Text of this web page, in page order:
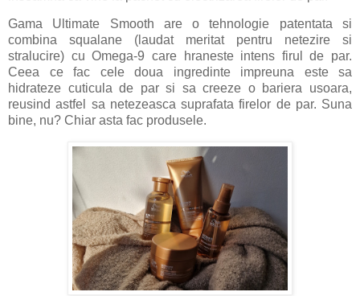
Gama Ultimate Smooth are o tehnologie patentata si
combina squalane (laudat meritat pentru netezire si
stralucire) cu Omega-9 care hraneste intens firul de par.
Ceea ce fac cele doua ingredinte impreuna este sa
hidrateze cuticula de par si sa creeze o bariera usoara,
reusind astfel sa netezeasca suprafata firelor de par. Suna
bine, nu? Chiar asta fac produsele.